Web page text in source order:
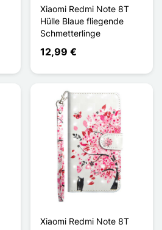
Xiaomi Redmi Note 8T
Hülle Blaue fliegende
Schmetterlinge
12,99 €
Xiaomi Redmi Note 8T